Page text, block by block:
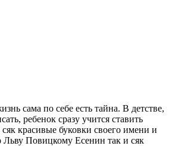
сама по себе есть тайна. В детстве,
ребенок сразу учится ставить
красивые буковки своего имени и
Повицкому Есенин так и сяк